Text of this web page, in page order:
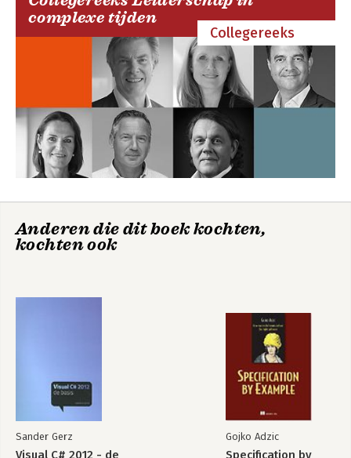
Bekijk alle boeken
complexe tijden
Collegereeks
Anderen die dit boek kochten,
kochten ook
Sander Gerz
Visual C# 2012 - de
Gojko Adzic
Specification by